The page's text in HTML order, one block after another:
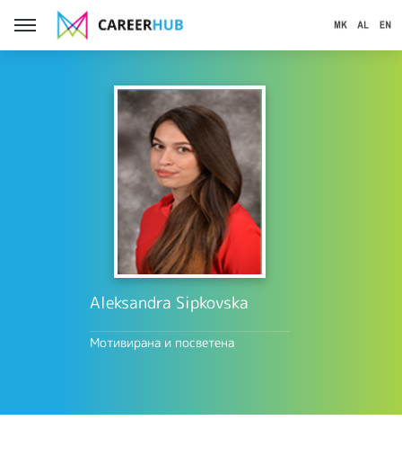
Aleksandra Sipkovska
Мотивирана и посветена